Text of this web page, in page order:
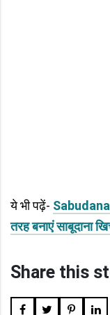
ये भी पढ़ें- Sabudana
तरह बनाएं साबूदाना
Share this